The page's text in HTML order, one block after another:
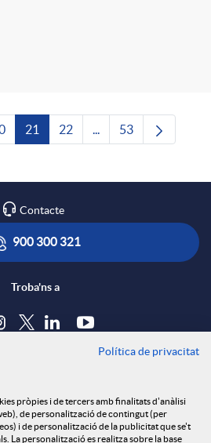
intermèdies Utilitzeu TAB per
Pàgina
21 Pàgina
22 ...Pàgines intermèdies
Pàgina
53
Contacte
900 300 321
Troba'ns a
de cookies
Avís legal
Política de privacitat
pròpies i de tercers amb finalitats d'anàlisi
de personalització de contingut (per
i de personalització de la publicitat que se't
La personalització es realitza sobre la base